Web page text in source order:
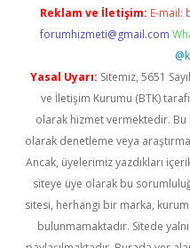
Reklam ve İletişim: E-mail:
forumhizmeti@gmail.com
Yasal Uyarı: Sitemiz, 5651
ve İletişim Kurumu (BTK)
olarak hizmet vermektedir.
olarak denetleme veya
Ancak, üyelerimiz yazdıkları
siteye üye olarak bu
sitesi, herhangi bir marka, kurum
bulunmamaktadır. Sitede